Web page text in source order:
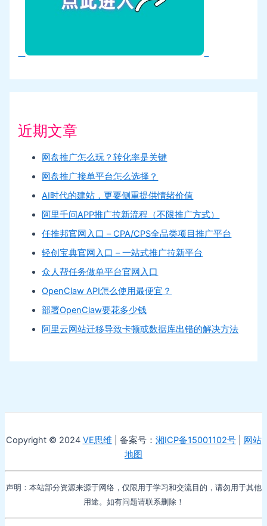
近期文章
网盘推广怎么玩？转化率是关键
网盘推广接单平台怎么选择？
AI时代的建站，更要侧重提供情绪价值
阿里千问APP推广拉新流程（不限推广方式）
任推邦官网入口 – CPA/CPS全品类项目推广平台
轻创宝典官网入口 – 一站式推广拉新平台
众人帮任务做单平台官网入口
OpenClaw API怎么使用最便宜？
部署OpenClaw要花多少钱
阿里云网站迁移导致卡顿或数据库出错的解决方法
Copyright © 2024 VE思维 | 备案号： 湘ICP备15001102号| 网站
地图
声明：本站部分资源来源于网络，仅限用于学习和交流目的，请勿用于其他
用途。如有问题请联系删除！